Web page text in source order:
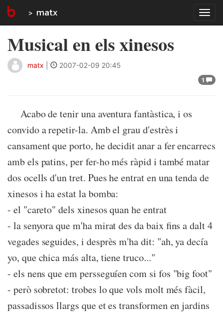
matx
Musical en els xinesos
matx 2007-02-09 20:45
1
Acabo de tenir una aventura fantàstica, i os
convido a repetir-la. Amb el grau d'estrès i
cansament que porto, he decidit anar a fer encarrecs
amb els patins, per fer-ho més ràpid i també matar
dos ocells d'un tret. Pues he entrat en una tenda de
xinesos i ha estat la bomba:
- el "careto" dels xinesos quan he entrat
- la senyora que m'ha mirat des da baix fins a dalt 4
vegades seguides, i desprès m'ha dit: "ah, ya decía
yo, que chica más alta, tiene truco..."
- els nens que em persseguíen com si fos "big foot"
- però sobretot: trobes lo que vols molt més fàcil,
passadissos llargs que et es transformen en jardins